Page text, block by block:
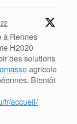
à Rennes
H2020
des solutions
agricole
Bientôt
fr/accueil/